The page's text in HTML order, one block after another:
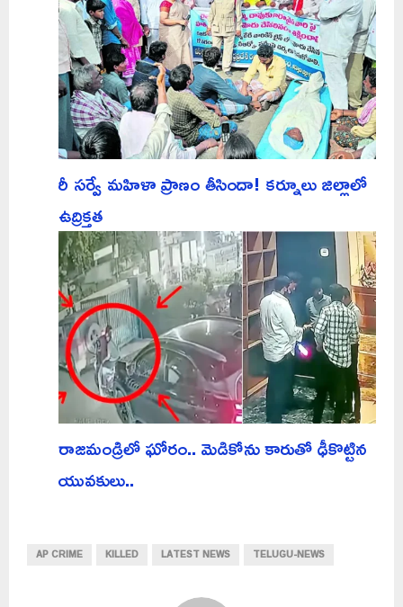
రీ సర్వే మహిళా ప్రాణం తీసిందా! కర్నూలు జిల్లాలో
ఉద్రిక్తత
రాజమండ్రిలో ఘోరం.. మెడికోను కారుతో ఢీకొట్టిన
యువకులు..
AP CRIME KILLED LATEST NEWS TELUGU-NEWS